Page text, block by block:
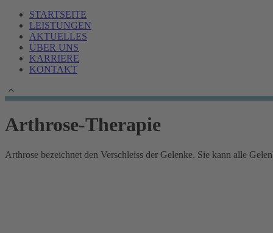
STARTSEITE
LEISTUNGEN
AKTUELLES
ÜBER UNS
KARRIERE
KONTAKT
Arthrose-Therapie
Arthrose bezeichnet den Verschleiss der Gelenke. Sie kann alle